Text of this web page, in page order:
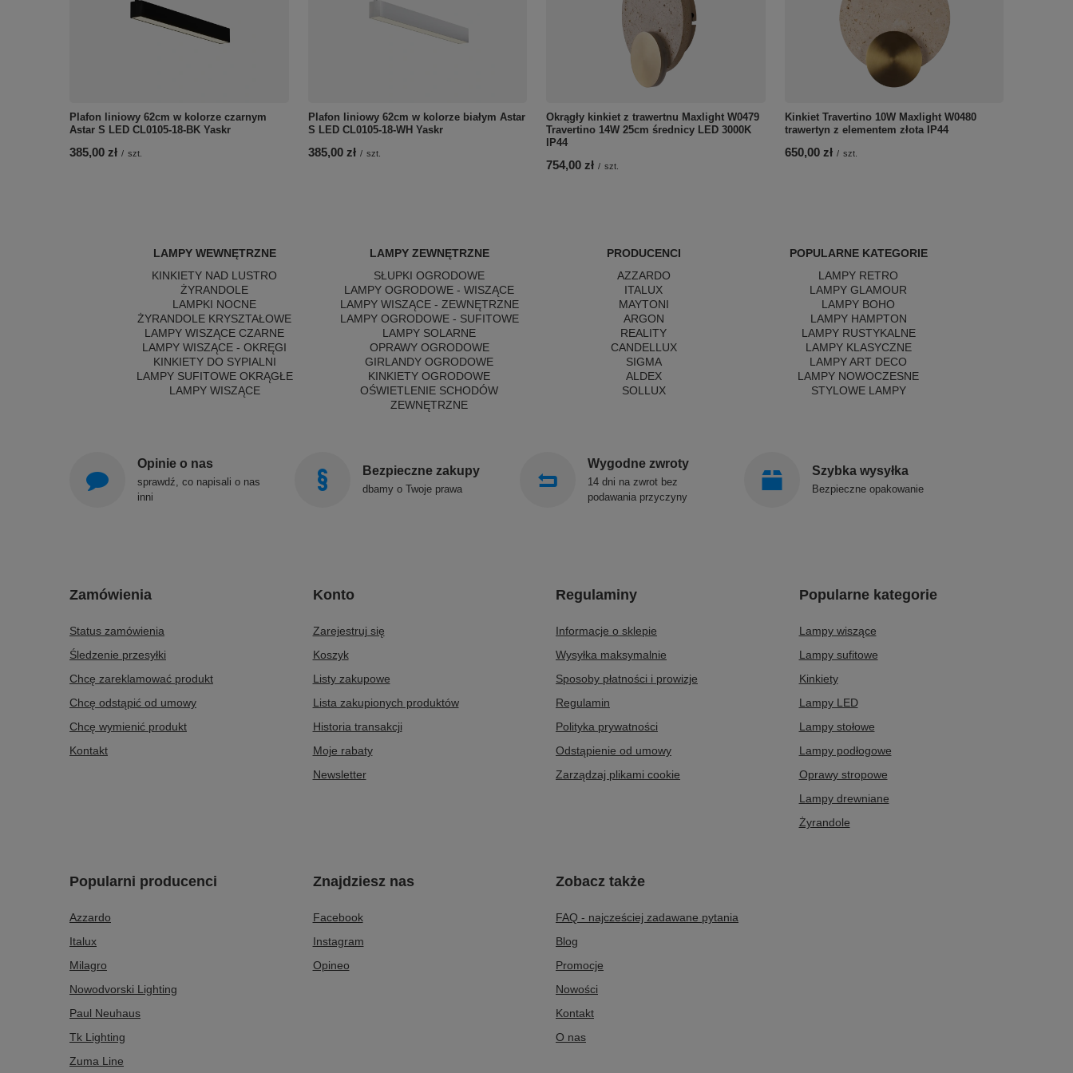
Plafon liniowy 62cm w kolorze czarnym
Astar S LED CL0105-18-BK Yaskr
385,00 zł / szt.
Plafon liniowy 62cm w kolorze białym Astar
S LED CL0105-18-WH Yaskr
385,00 zł / szt.
Okrągły kinkiet z trawertnu Maxlight W0479
Travertino 14W 25cm średnicy LED 3000K
IP44
754,00 zł / szt.
Kinkiet Travertino 10W Maxlight W0480
trawertyn z elementem złota IP44
650,00 zł / szt.
LAMPY WEWNĘTRZNE
KINKIETY NAD LUSTRO
ŻYRANDOLE
LAMPKI NOCNE
ŻYRANDOLE KRYSZTAŁOWE
LAMPY WISZĄCE CZARNE
LAMPY WISZĄCE - OKRĘGI
KINKIETY DO SYPIALNI
LAMPY SUFITOWE OKRĄGŁE
LAMPY WISZĄCE
LAMPY ZEWNĘTRZNE
SŁUPKI OGRODOWE
LAMPY OGRODOWE - WISZĄCE
LAMPY WISZĄCE - ZEWNĘTRZNE
LAMPY OGRODOWE - SUFITOWE
LAMPY SOLARNE
OPRAWY OGRODOWE
GIRLANDY OGRODOWE
KINKIETY OGRODOWE
OŚWIETLENIE SCHODÓW
ZEWNĘTRZNE
PRODUCENCI
AZZARDO
ITALUX
MAYTONI
ARGON
REALITY
CANDELLUX
SIGMA
ALDEX
SOLLUX
POPULARNE KATEGORIE
LAMPY RETRO
LAMPY GLAMOUR
LAMPY BOHO
LAMPY HAMPTON
LAMPY RUSTYKALNE
LAMPY KLASYCZNE
LAMPY ART DECO
LAMPY NOWOCZESNE
STYLOWE LAMPY
Opinie o nas
sprawdź, co napisali o nas
inni
Bezpieczne zakupy
dbamy o Twoje prawa
Wygodne zwroty
14 dni na zwrot bez
podawania przyczyny
Szybka wysyłka
Bezpieczne opakowanie
Zamówienia
Status zamówienia
Śledzenie przesyłki
Chcę zareklamować produkt
Chcę odstąpić od umowy
Chcę wymienić produkt
Kontakt
Konto
Zarejestruj się
Koszyk
Listy zakupowe
Lista zakupionych produktów
Historia transakcji
Moje rabaty
Newsletter
Regulaminy
Informacje o sklepie
Wysyłka maksymalnie
Sposoby płatności i prowizje
Regulamin
Polityka prywatności
Odstąpienie od umowy
Zarządzaj plikami cookie
Popularne kategorie
Lampy wiszące
Lampy sufitowe
Kinkiety
Lampy LED
Lampy stołowe
Lampy podłogowe
Oprawy stropowe
Lampy drewniane
Żyrandole
Popularni producenci
Azzardo
Italux
Milagro
Nowodvorski Lighting
Paul Neuhaus
Tk Lighting
Zuma Line
Znajdziesz nas
Facebook
Instagram
Opineo
Zobacz także
FAQ - najcześciej zadawane pytania
Blog
Promocje
Nowości
Kontakt
O nas